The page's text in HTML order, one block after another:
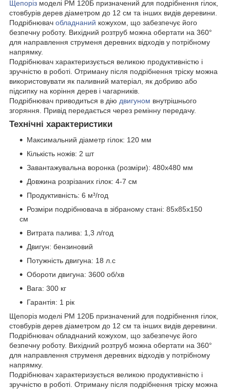
Щепоріз моделі РМ 120Б призначений для подрібнення гілок,
стовбурів дерев діаметром до 12 см та інших видів деревини.
Подрібнювач обладнаний кожухом, що забезпечує його
безпечну роботу. Вихідний розтруб можна обертати на 360°
для направлення струменя деревних відходів у потрібному
напрямку.
Подрібнювач характеризується великою продуктивністю і
зручністю в роботі. Отриману після подрібнення тріску можна
використовувати як паливний матеріал, як добриво або
підсипку на коріння дерев і чагарників.
Подрібнювач приводиться в дію двигуном внутрішнього
згоряння. Привід передається через ремінну передачу.
Технічні характеристики
Максимальний діаметр гілок: 120 мм
Кількість ножів: 2 шт
Завантажувальна воронка (розміри): 480х480 мм
Довжина розрізаних гілок: 4-7 см
Продуктивність: 6 м³/год
Розміри подрібнювача в зібраному стані: 85х85х150
см
Витрата палива: 1,3 л/год
Двигун: бензиновий
Потужність двигуна: 18 л.с
Обороти двигуна: 3600 об/хв
Вага: 300 кг
Гарантія: 1 рік
Щепоріз моделі РМ 120Б призначений для подрібнення гілок,
стовбурів дерев діаметром до 12 см та інших видів деревини.
Подрібнювач обладнаний кожухом, що забезпечує його
безпечну роботу. Вихідний розтруб можна обертати на 360°
для направлення струменя деревних відходів у потрібному
напрямку.
Подрібнювач характеризується великою продуктивністю і
зручністю в роботі. Отриману після подрібнення тріску можна